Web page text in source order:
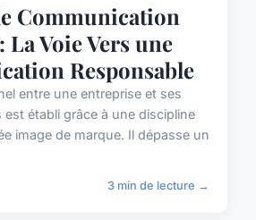
Communication
La Voie Vers une
Responsable
entre une entreprise et ses
établi grâce à une discipline
image de marque. Il dépasse un
3 min de lecture →